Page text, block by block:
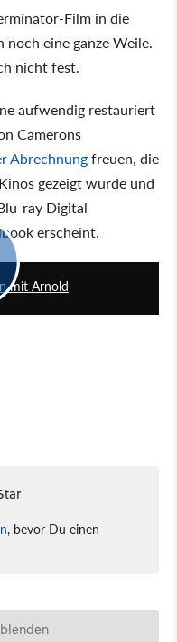
Film in die
eine ganze Weile.
nicht fest.
aufwendig restauriert
Camerons
Abrechnungfreuen, die
gezeigt wurde und
ray Digital
erscheint.
mit Arnold
, bevor Du einen